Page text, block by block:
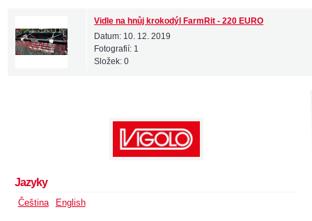
Vidle na hnůj krokodýl FarmRit - 220 EURO
Datum: 10. 12. 2019
Fotografií: 1
Složek:0
Jazyky
Čeština English